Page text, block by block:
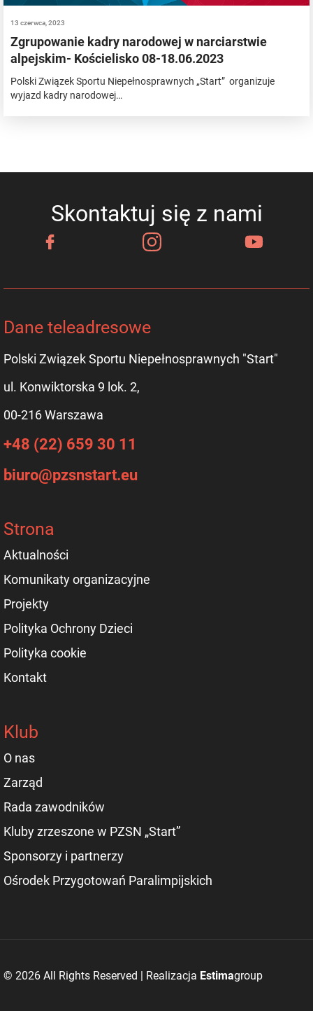
13 czerwca, 2023
Zgrupowanie kadry narodowej w narciarstwie
alpejskim- Kościelisko 08-18.06.2023
Polski Związek Sportu Niepełnosprawnych „Start” organizuje
wyjazd kadry narodowej…
Skontaktuj się z nami
Dane teleadresowe
Polski Związek Sportu Niepełnosprawnych "Start"
ul. Konwiktorska 9 lok. 2,
00-216 Warszawa
+48 (22) 659 30 11
biuro@pzsnstart.eu
Strona
Aktualności
Komunikaty organizacyjne
Projekty
Polityka Ochrony Dzieci
Polityka cookie
Kontakt
Klub
O nas
Zarząd
Rada zawodników
Kluby zrzeszone w PZSN „Start”
Sponsorzy i partnerzy
Ośrodek Przygotowań Paralimpijskich
© 2026 All Rights Reserved | Realizacja Estimagroup